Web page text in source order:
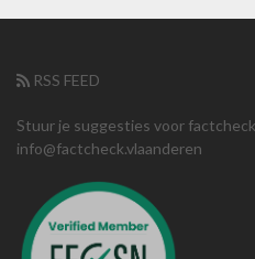
RSS FEED
Stuur je suggesties voor
info@factcheck.vlaanderen